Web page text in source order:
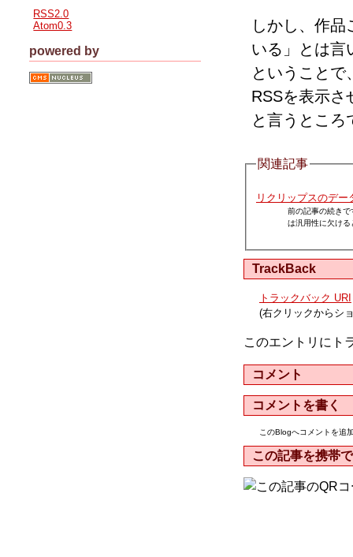
しかし、作
いる」とは言
ということで
RSSを表示さ
と言うとこ
関連記事
リクリップスのデ
前の記事の続き
は汎用性に欠け
TrackBack
トラックバック URI
(右クリックからシ
このエントリにト
コメント
コメントを書く
このBlogへコメントを追
この記事を携帯
RSS2.0
Atom0.3
powered by